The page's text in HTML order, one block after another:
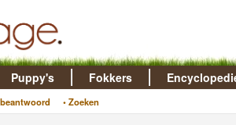
• Zoeken
Puppy's Fokkers